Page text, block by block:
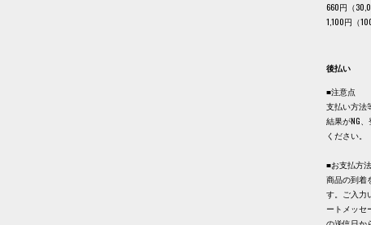
660円（
1,100円（
後払い
■注意点
支払い方法
結果がNG
ください。
■お支払方
商品の到着
す。ご入力
ートメッセ